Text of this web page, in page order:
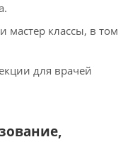
мастер классы, в том
для врачей